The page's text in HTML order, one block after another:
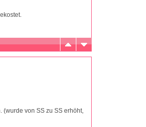
(wurde von SS zu SS erhöht,